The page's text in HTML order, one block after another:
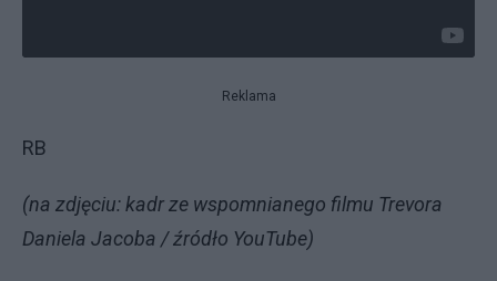
Reklama
RB
(na zdjęciu: kadr ze wspomnianego filmu Trevora
Daniela Jacoba / źródło YouTube)